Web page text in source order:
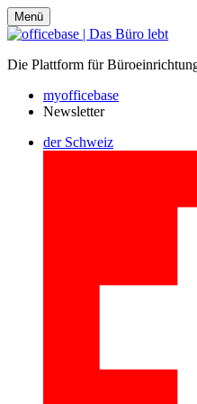
Menü
Die Plattform für
myofficebase
Newsletter
der Schweiz